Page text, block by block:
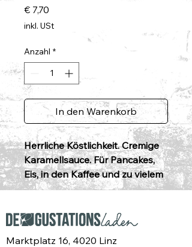
€ 7,70
inkl. USt
Anzahl *
In den Warenkorb
Herrliche Köstlichkeit. Cremige
Karamellsauce. Für Pancakes,
Eis, in den Kaffee und zu vielem
mehr.
Marktplatz 16, 4020 Linz